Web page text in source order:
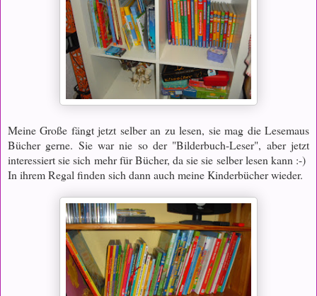
Meine Große fängt jetzt selber an zu lesen, sie mag die Lesemaus
Bücher gerne. Sie war nie so der "Bilderbuch-Leser", aber jetzt
interessiert sie sich mehr für Bücher, da sie sie selber lesen kann :-)
In ihrem Regal finden sich dann auch meine Kinderbücher wieder.